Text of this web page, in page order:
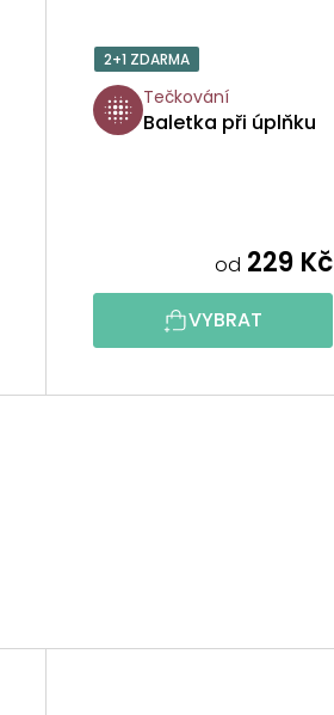
2+1 ZDARMA
Tečkování
Baletka při úplňku
od 229 Kč
VYBRAT